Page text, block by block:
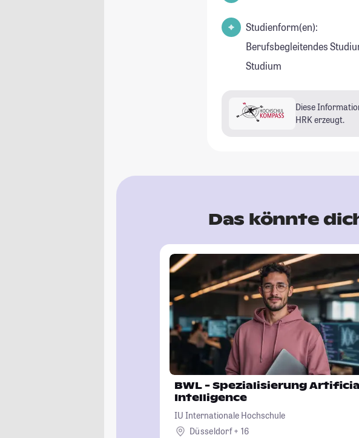
Studienform(en):
Berufsbegleitendes
Studium
Diese
HRK erzeugt.
Das könnte
BWL - Spezialisierung
Intelligence
IU Internationale Hochschule
Düsseldorf + 16